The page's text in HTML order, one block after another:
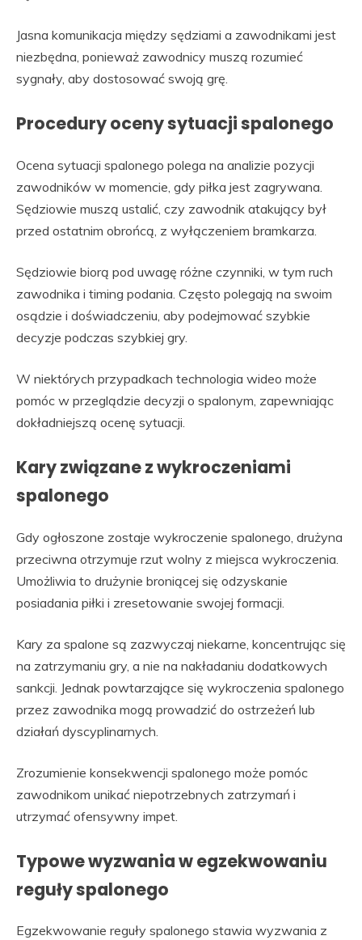
Jasna komunikacja między sędziami a zawodnikami jest
niezbędna, ponieważ zawodnicy muszą rozumieć
sygnały, aby dostosować swoją grę.
Procedury oceny sytuacji spalonego
Ocena sytuacji spalonego polega na analizie pozycji
zawodników w momencie, gdy piłka jest zagrywana.
Sędziowie muszą ustalić, czy zawodnik atakujący był
przed ostatnim obrońcą, z wyłączeniem bramkarza.
Sędziowie biorą pod uwagę różne czynniki, w tym ruch
zawodnika i timing podania. Często polegają na swoim
osądzie i doświadczeniu, aby podejmować szybkie
decyzje podczas szybkiej gry.
W niektórych przypadkach technologia wideo może
pomóc w przeglądzie decyzji o spalonym, zapewniając
dokładniejszą ocenę sytuacji.
Kary związane z wykroczeniami
spalonego
Gdy ogłoszone zostaje wykroczenie spalonego, drużyna
przeciwna otrzymuje rzut wolny z miejsca wykroczenia.
Umożliwia to drużynie broniącej się odzyskanie
posiadania piłki i zresetowanie swojej formacji.
Kary za spalone są zazwyczaj niekarne, koncentrując się
na zatrzymaniu gry, a nie na nakładaniu dodatkowych
sankcji. Jednak powtarzające się wykroczenia spalonego
przez zawodnika mogą prowadzić do ostrzeżeń lub
działań dyscyplinarnych.
Zrozumienie konsekwencji spalonego może pomóc
zawodnikom unikać niepotrzebnych zatrzymań i
utrzymać ofensywny impet.
Typowe wyzwania w egzekwowaniu
reguły spalonego
Egzekwowanie reguły spalonego stawia wyzwania z